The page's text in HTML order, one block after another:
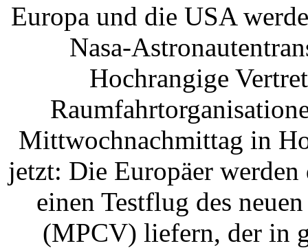
Europa und die USA
Nasa-
Hochrangige
Mittwochnachmittag in
jetzt: Die Europäer
einen Testflug des
(MPCV) liefern, der in